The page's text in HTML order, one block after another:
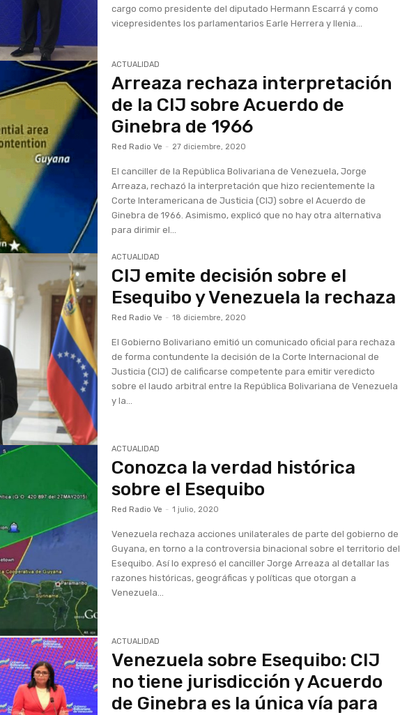
cargo como presidente del diputado Hermann Escarrá y como
vicepresidentes los parlamentarios Earle Herrera y Ilenia...
ACTUALIDAD
Arreaza rechaza interpretación
de la CIJ sobre Acuerdo de
Ginebra de 1966
Red Radio Ve - 27 diciembre, 2020
El canciller de la República Bolivariana de Venezuela, Jorge
Arreaza, rechazó la interpretación que hizo recientemente la
Corte Interamericana de Justicia (CIJ) sobre el Acuerdo de
Ginebra de 1966. Asimismo, explicó que no hay otra alternativa
para dirimir el...
ACTUALIDAD
CIJ emite decisión sobre el
Esequibo y Venezuela la rechaza
Red Radio Ve - 18 diciembre, 2020
El Gobierno Bolivariano emitió un comunicado oficial para rechaza
de forma contundente la decisión de la Corte Internacional de
Justicia (CIJ) de calificarse competente para emitir veredicto
sobre el laudo arbitral entre la República Bolivariana de Venezuela
y la...
ACTUALIDAD
Conozca la verdad histórica
sobre el Esequibo
Red Radio Ve - 1 julio, 2020
Venezuela rechaza acciones unilaterales de parte del gobierno de
Guyana, en torno a la controversia binacional sobre el territorio del
Esequibo. Así lo expresó el canciller Jorge Arreaza al detallar las
razones históricas, geográficas y políticas que otorgan a
Venezuela...
ACTUALIDAD
Venezuela sobre Esequibo: CIJ
no tiene jurisdicción y Acuerdo
de Ginebra es la única vía para